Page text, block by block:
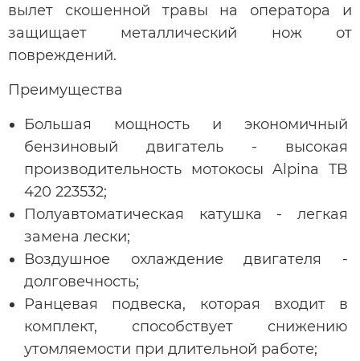
вылет скошенной травы на оператора и
защищает металлический нож от
повреждений.
Преимущества
Большая мощность и экономичный
бензиновый двигатель - высокая
производительность мотокосы Alpina TB
420 223532;
Полуавтоматическая катушка - легкая
замена лески;
Воздушное охлаждение двигателя -
долговечность;
Ранцевая подвеска, которая входит в
комплект, способствует снижению
утомляемости при длительной работе;